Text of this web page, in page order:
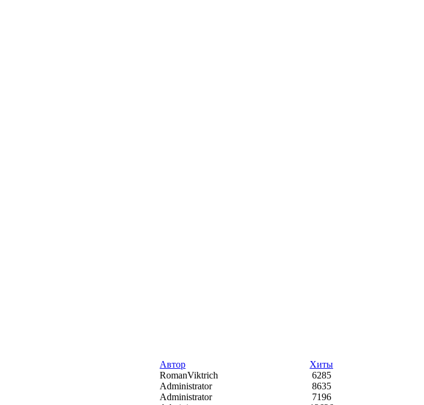
Автор
Хиты
RomanViktrich
6285
Administrator
8635
Administrator
7196